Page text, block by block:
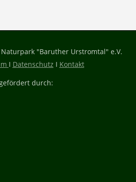
"Baruther Urstromtal" e.V.
I Datenschutz I Kontakt
gefördert durch: